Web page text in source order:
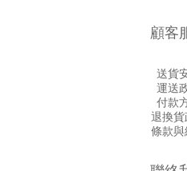
顧客
送貨
運送
付款
退換貨
條款與